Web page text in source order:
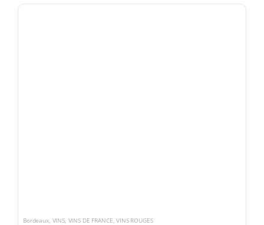
Bordeaux, VINS, VINS DE FRANCE,VINS ROUGES